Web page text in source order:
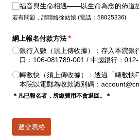
福音與生命相遇——以生命為念的佈道
若有問題，請聯絡徐姑娘 (電話：58025336)
網上報名付款方法*
(required)
銀行入數（須上傳收據）：存入本院銀
口：106-081789-001 /​ 中國銀行：012-
轉數快（須上傳收據）：透過「轉數快
本院以電郵為收款識別碼：
＊凡已報名者，所繳費用不會退回。＊
遞交表格